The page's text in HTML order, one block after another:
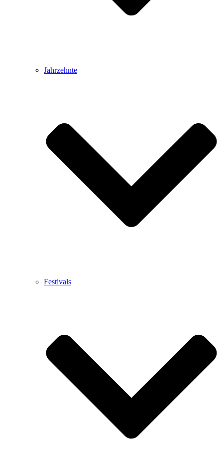
Jahrzehnte
Festivals